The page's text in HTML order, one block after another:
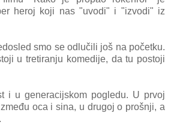
heroj koji nas "uvodi" i "izvodi" iz
smo se odlučili još na početku.
u tretiranju komedije, da tu postoji
i u generacijskom pogledu. U prvoj
oca i sina, u drugoj o prošnji, a